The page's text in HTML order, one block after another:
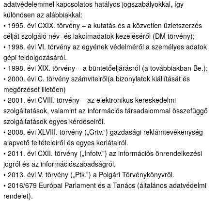
adatvédelemmel kapcsolatos hatályos jogszabályokkal, így
különösen az alábbiakkal:
• 1995. évi CXIX. törvény – a kutatás és a közvetlen üzletszerzés
célját szolgáló név- és lakcímadatok kezeléséről (DM törvény);
• 1998. évi VI. törvény az egyének védelméről a személyes adatok
gépi feldolgozásáról.
• 1998. évi XIX. törvény – a büntetőeljárásról (a továbbiakban Be.);
• 2000. évi C. törvény számvitelről(a bizonylatok kiállítását és
megőrzését illetően)
• 2001. évi CVIII. törvény – az elektronikus kereskedelmi
szolgáltatások, valamint az információs társadalommal összefüggő
szolgáltatások egyes kérdéseiről.
• 2008. évi XLVIII. törvény („Grtv.”) gazdasági reklámtevékenység
alapvető feltételeiről és egyes korlátairól.
• 2011. évi CXII. törvény („Infotv.”) az információs önrendelkezési
jogról és az információszabadságról.
• 2013. évi V. törvény („Ptk.”) a Polgári Törvénykönyvről.
• 2016/679 Európai Parlament és a Tanács (általános adatvédelmi
rendelet).